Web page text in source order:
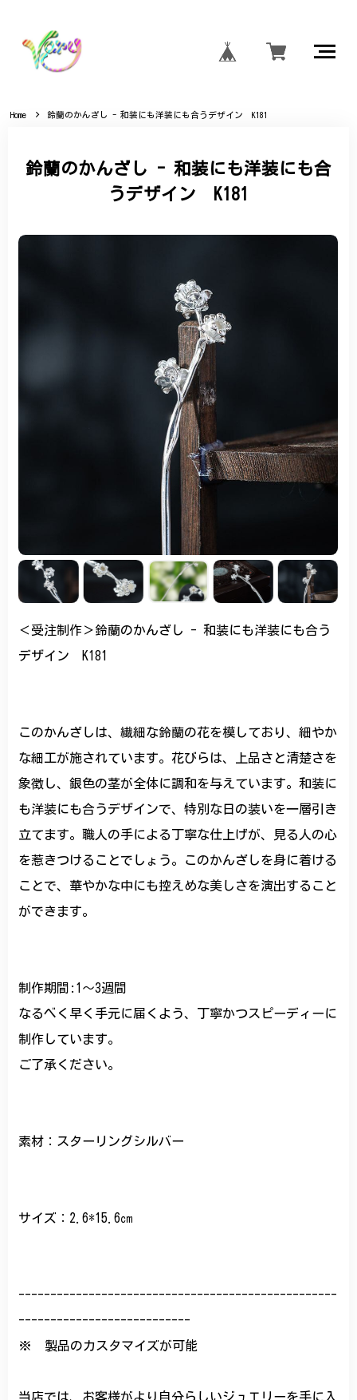
Home 鈴蘭のかんざし - 和装にも洋装にも合うデザイン K181
鈴蘭のかんざし - 和装にも洋装にも合
うデザイン K181
＜受注制作＞鈴蘭のかんざし - 和装にも洋装にも合う
デザイン K181
このかんざしは、繊細な鈴蘭の花を模しており、細やか
な細工が施されています。花びらは、上品さと清楚さを
象徴し、銀色の茎が全体に調和を与えています。和装に
も洋装にも合うデザインで、特別な日の装いを一層引き
立てます。職人の手による丁寧な仕上げが、見る人の心
を惹きつけることでしょう。このかんざしを身に着ける
ことで、華やかな中にも控えめな美しさを演出すること
ができます。
制作期間:1〜3週間
なるべく早く手元に届くよう、丁寧かつスピーディーに
制作しています。
ご了承ください。
素材：スターリングシルバー
サイズ：2.6*15.6㎝
--------------------------------------------------
---------------------------
※ 製品のカスタマイズが可能
当店では、お客様がより自分らしいジュエリーを手に入